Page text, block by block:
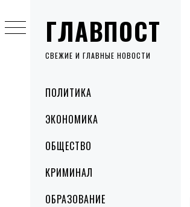
ГЛАВПОСТ
СВЕЖИЕ И ГЛАВНЫЕ НОВОСТИ
MenuПОЛИТИКА
ЭКОНОМИКА
ОБЩЕСТВО
КРИМИНАЛ
ОБРАЗОВАНИЕ
to
content